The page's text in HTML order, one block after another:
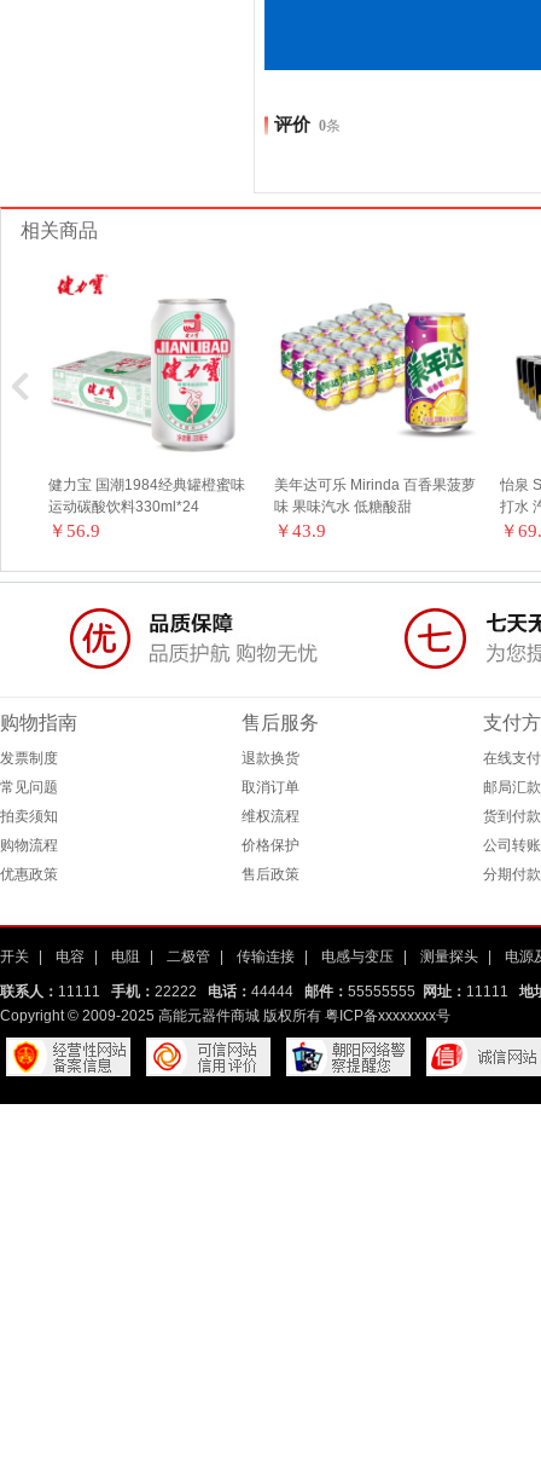
评价 0条
相关商品
健力宝 国潮1984经典罐橙蜜味
运动碳酸饮料330ml*24
￥56.9
美年达可乐 Mirinda 百香果菠萝
味 果味汽水 低糖酸甜
￥43.9
怡泉
打水
￥
购物指南
发票制度
常见问题
拍卖须知
购物流程
优惠政策
售后服务
退款换货
取消订单
维权流程
价格保护
售后政策
支付
在线支付
邮局汇款
货到付款
公司转账
分期付款
开关 | 电容 | 电阻 | 二极管 | 传输连接 | 电感与变压 | 测量探头 | 电源
联系人： 11111 手机： 22222 电话： 44444 邮件： 55555555 网址： 11111 地
Copyright © 2009-2025 高能元器件商城 版权所有 粤ICP备xxxxxxxx号